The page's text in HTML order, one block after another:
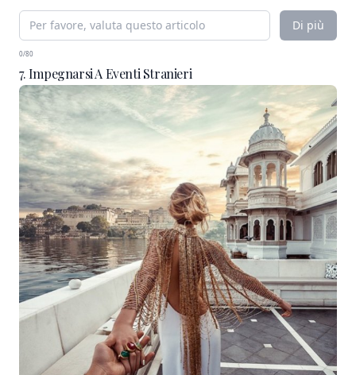
Di più
0/80
7. Impegnarsi A Eventi Stranieri